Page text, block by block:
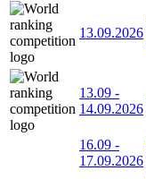
13.09.2026
13.09 -
14.09.2026
16.09 -
17.09.2026